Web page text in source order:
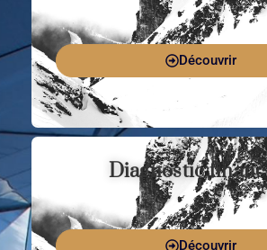
Découvrir
Diagnostic
Découvrir